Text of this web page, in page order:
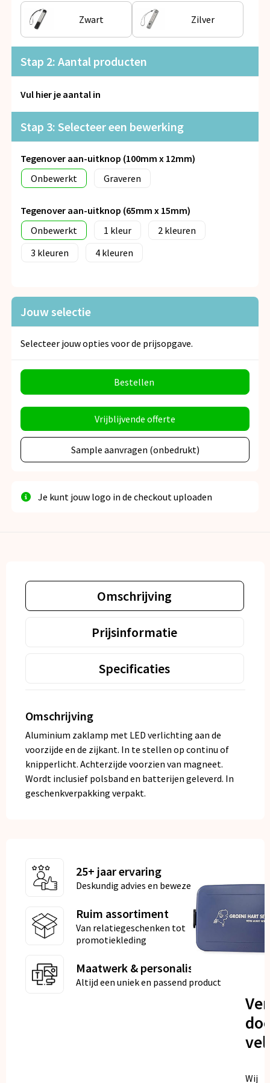
Snoepgoed
Spellen voor binnen en buiten
Veiligheid, Auto en Fiets
Vrije tijd en Strand
Anti-stress
Zwart Zilver
Stap 2: Aantal producten
Vul hier je aantal in
Stap 3: Selecteer een bewerking
Tegenover aan-uitknop (100mm x 12mm)
Onbewerkt
Graveren
Tegenover aan-uitknop (65mm x 15mm)
Onbewerkt
1
2
3
4
Jouw selectie
Selecteer jouw opties voor de prijsopgave.
Bestellen
Vrijblijvende offerte
Sample aanvragen (onbedrukt)
Je kunt jouw logo in de checkout uploaden
Omschrijving
Prijsinformatie
Specificaties
Omschrijving
Aluminium zaklamp met LED verlichting aan de
voorzijde en de zijkant. In te stellen op continu of
knipperlicht. Achterzijde voorzien van magneet.
Wordt inclusief polsband en batterijen geleverd. In
geschenkverpakking verpakt.
25+ jaar ervaring
Deskundig advies en bewezen kwaliteit
Ruim assortiment
Van relatiegeschenken tot
promotiekleding
Maatwerk & personalisatie
Altijd een uniek en passend product
Wij